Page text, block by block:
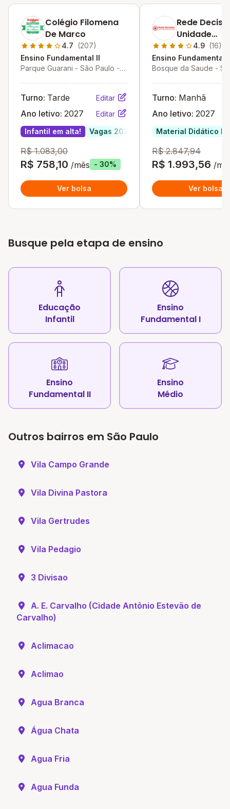
Colégio Filomena
De Marco
4.7 (207)
Ensino Fundamental II
Parque Guarani - São Paulo -
Turno: Tarde Editar
Ano letivo: 2027
Editar
Infantil em alta!
Vagas 2027
R$ 1.083,00
R$ 758,10 /mês - 30%
Ver bolsa
Rede
Unidade
Renovação
4.9 (16)
Ensino Fundamental
Bosque da Saude -
Turno: Manhã
Ano letivo: 2027
Material Didático
R$ 2.847,94
R$ 1.993,56 /
Ver bolsa
Busque pela etapa de ensino
Educação
Infantil
Ensino
Fundamental I
Ensino
Fundamental II
Ensino
Médio
Outros bairros em São Paulo
Vila Campo Grande
Vila Divina Pastora
Vila Gertrudes
Vila Pedagio
3 Divisao
A. E. Carvalho (Cidade Antônio Estevão de
Carvalho)
Aclimacao
Aclimao
Agua Branca
Água Chata
Agua Fria
Agua Funda